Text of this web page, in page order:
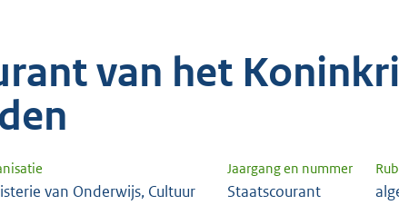
van het
Jaargang en nummer
van Onderwijs, Cultuur
Staatscourant